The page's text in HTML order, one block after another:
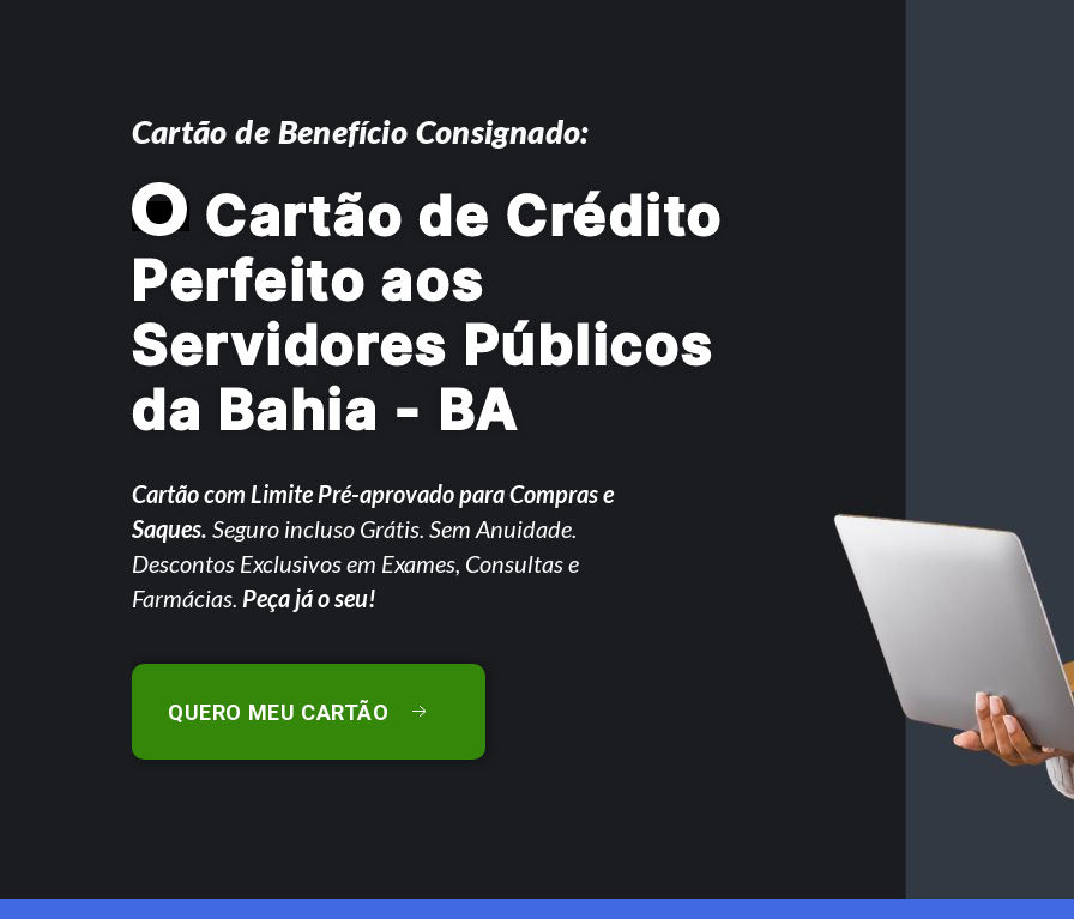
Cartão de Benefício Consignado:
O Cartão de Crédito
Perfeito aos
Servidores Públicos
da Bahia - BA
Cartão com Limite Pré-aprovado para Compras e
Saques. Seguro incluso Grátis. Sem Anuidade.
Descontos Exclusivos em Exames, Consultas e
Farmácias. Peça já o seu!
QUERO MEU CARTÃO